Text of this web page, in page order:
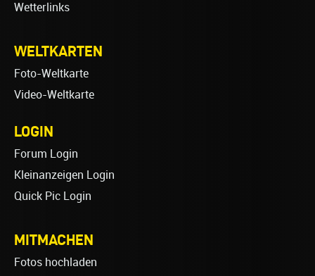
Wetterlinks
WELTKARTEN
Foto-Weltkarte
Video-Weltkarte
LOGIN
Forum Login
Kleinanzeigen Login
Quick Pic Login
MITMACHEN
Fotos hochladen